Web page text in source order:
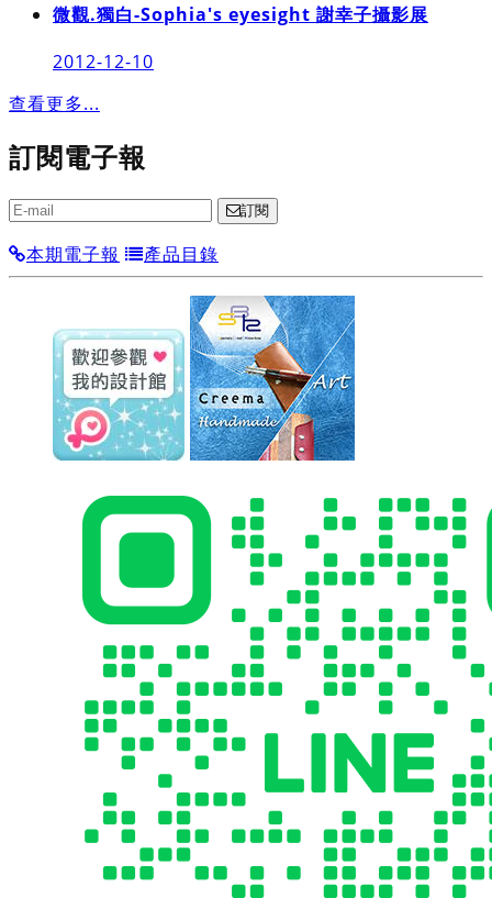
微觀.獨白-Sophia's eyesight 謝幸子攝影展
2012-12-10
查看更多...
訂閱電子報
訂閱
本期電子報 產品目錄